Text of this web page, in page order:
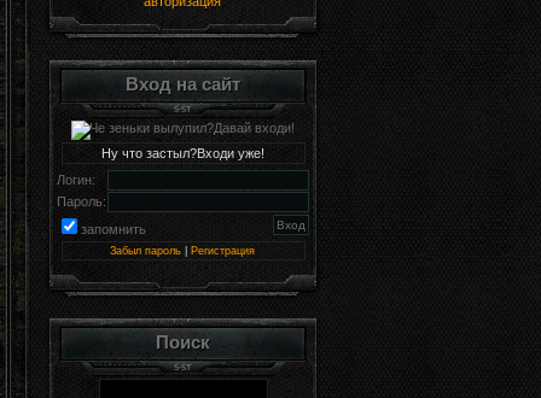
Вход на сайт
Ну что застыл?Входи уже!
Логин:
Пароль:
запомнить
Забыл пароль Регистрация
Поиск